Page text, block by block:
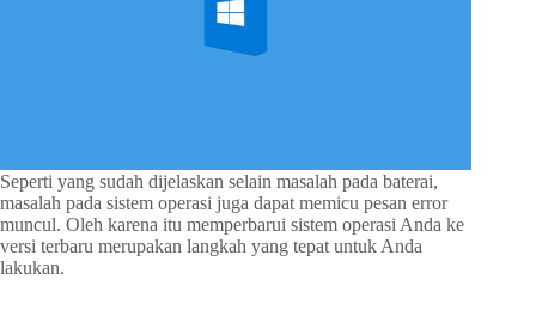
Seperti yang sudah dijelaskan selain masalah pada baterai,
masalah pada sistem operasi juga dapat memicu pesan error
muncul. Oleh karena itu memperbarui sistem operasi Anda ke
versi terbaru merupakan langkah yang tepat untuk Anda
lakukan.